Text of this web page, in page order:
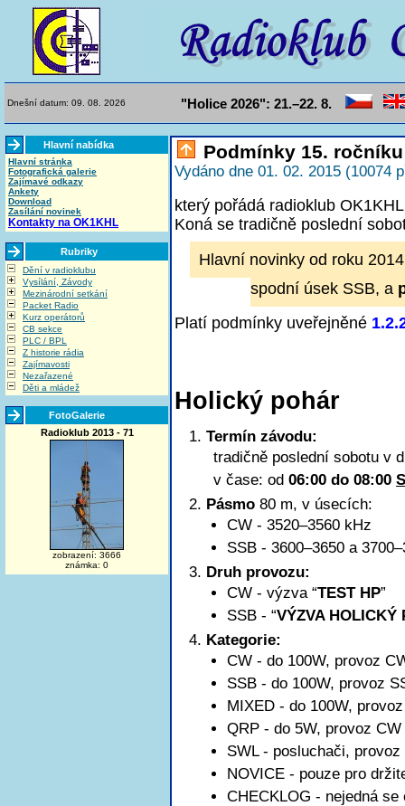
Dnešní datum: 09. 08. 2026 "Holice 2026": 21.–22. 8.
Hlavní nabídka
Hlavní stránka
Fotografická galerie
Zajímavé odkazy
Ankety
Download
Zasílání novinek
Kontakty na OK1KHL
Rubriky
Dění v radioklubu
Vysílání, Závody
Mezinárodní setkání
Packet Radio
Kurz operátorů
CB sekce
PLC / BPL
Z historie rádia
Zajímavosti
Nezařazené
Děti a mládež
FotoGalerie
Radioklub 2013 - 71
zobrazení: 3666
známka: 0
Podmínky 15.
Vydáno dne 01. 02. 2015 (10074
který pořádá radioklub
Koná se tradičně poslední
Hlavní novinky od roku
spodní úsek SSB, a
Platí podmínky uveřejněné
Holický pohár
Termín závodu:
tradičně poslední sobotu v
v čase: od 06:00 do 08:00
Pásmo 80 m, v úsecích:
CW - 3520–3560 kHz
SSB - 3600–3650 a
Druh provozu:
CW - výzva “TEST HP”
SSB - “VÝZVA HOLICKÝ
Kategorie:
CW - do 100W, provoz
SSB - do 100W, provoz
MIXED - do 100W,
QRP - do 5W, provoz
SWL - posluchači,
NOVICE - pouze pro
CHECKLOG - nejedná